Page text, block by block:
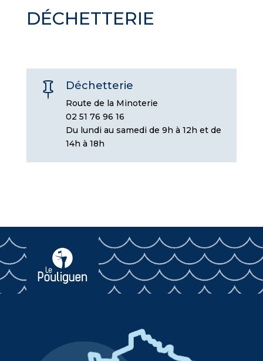
DÉCHETTERIE
 Déchetterie
Route de la Minoterie
02 51 76 96 16
Du lundi au samedi de 9h à 12h et de
14h à 18h